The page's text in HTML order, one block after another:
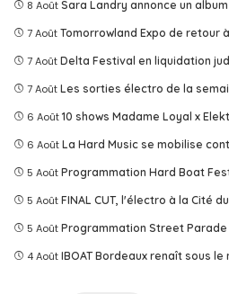
8 Août Sara Landry annonce un album
7 Août Tomorrowland Expo de retour
7 Août Delta Festival en liquidation
7 Août Les sorties électro de la
6 Août 10 shows Madame Loyal x
6 Août La Hard Music se mobilise
5 Août Programmation Hard Boat
5 Août FINAL CUT, l'électro à la Cité
5 Août Programmation Street Parade
4 Août IBOAT Bordeaux renaît sous le